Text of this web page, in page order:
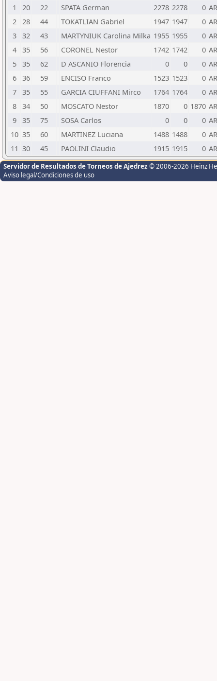
1
20 22 SPATA German 2278 2278 0
2 28 44 TOKATLIAN Gabriel 1947 1947 0
3 32 43 MARTYNIUK Carolina Milka 1955 1955 0
4 35 56 CORONEL Nestor 1742 1742 0
5 35 62 D ASCANIO Florencia 0 0 0
6 36 59 ENCISO Franco 1523 1523 0
7 35 55 GARCIA CIUFFANI Mirco 1764 1764 0
8 34 50 MOSCATO Nestor 1870 0 1870
9 35 75 SOSA Carlos 0 0 0
10 35 60 MARTINEZ Luciana 1488 1488 0
11 30 45 PAOLINI Claudio 1915 1915 0
Servidor de Resultados de Torneos de Ajedrez © 2006-2026 Heinz
Aviso legal/Condiciones de uso